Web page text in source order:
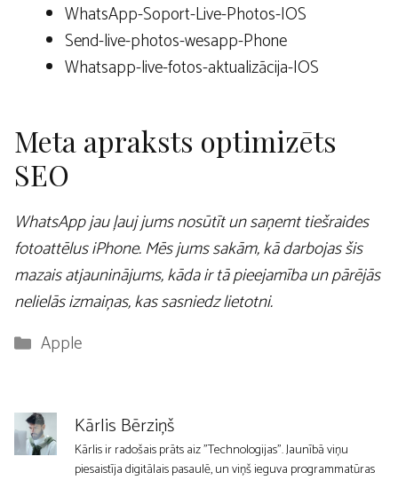
WhatsApp-Soport-Live-Photos-IOS
Send-live-photos-wesapp-Phone
Whatsapp-live-fotos-aktualizācija-IOS
Meta apraksts optimizēts
SEO
WhatsApp jau ļauj jums nosūtīt un saņemt tiešraides
fotoattēlus iPhone. Mēs jums sakām, kā darbojas šis
mazais atjauninājums, kāda ir tā pieejamība un pārējās
nelielās izmaiņas, kas sasniedz lietotni.
Kategorijas
Apple
Kārlis Bērziņš
Kārlis ir radošais prāts aiz "Technologijas". Jaunībā viņu
piesaistīja digitālais pasaulē, un viņš ieguva programmatūras